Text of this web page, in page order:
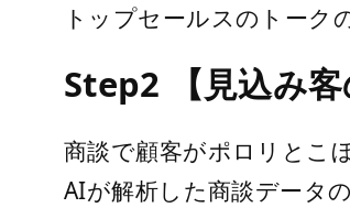
トップセールスのトーク
Step2 【見込み
商談で顧客がポロリとこ
AIが解析した商談データ